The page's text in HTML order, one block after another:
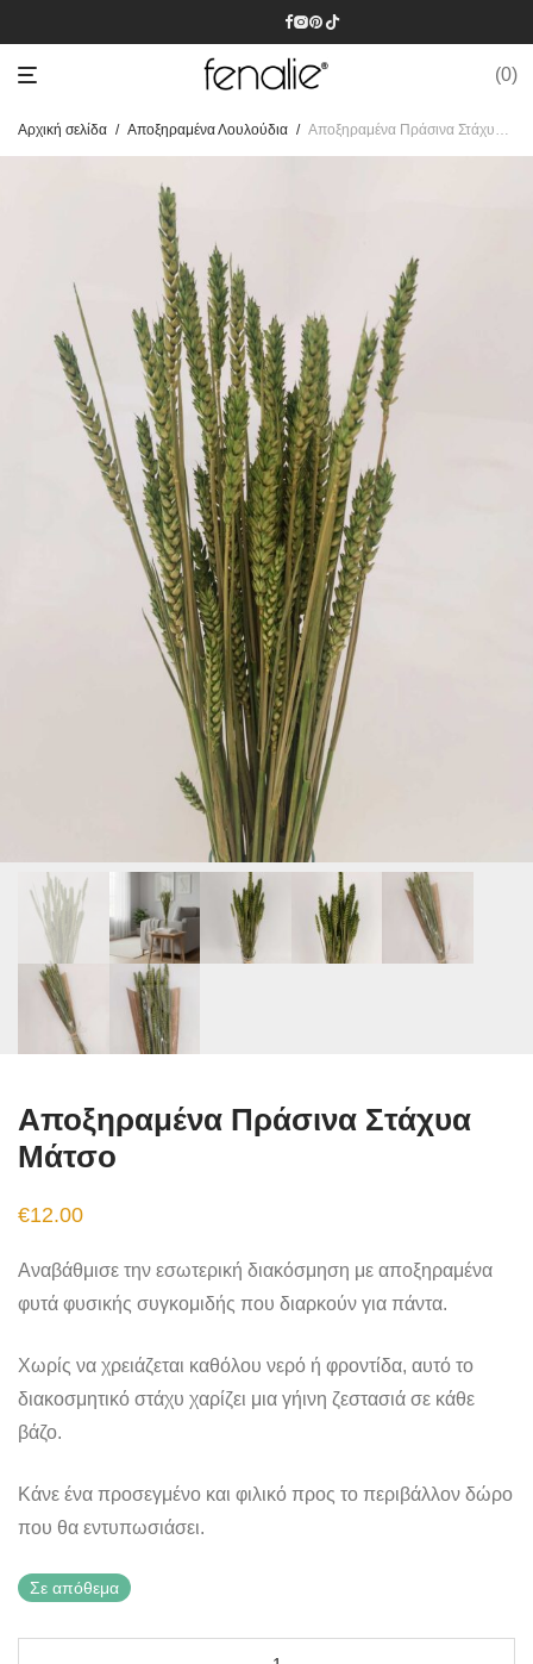
0
Αρχική σελίδα / Αποξηραμένα Λουλούδια / Αποξηραμένα Πράσινα Στάχυα Μάτσο
Αποξηραμένα Πράσινα Στάχυα
Μάτσο
€12.00
Αναβάθμισε την εσωτερική διακόσμηση με αποξηραμένα
φυτά φυσικής συγκομιδής που διαρκούν για πάντα.
Χωρίς να χρειάζεται καθόλου νερό ή φροντίδα, αυτό το
διακοσμητικό στάχυ χαρίζει μια γήινη ζεστασιά σε κάθε
βάζο.
Κάνε ένα προσεγμένο και φιλικό προς το περιβάλλον δώρο
που θα εντυπωσιάσει.
Σε απόθεμα